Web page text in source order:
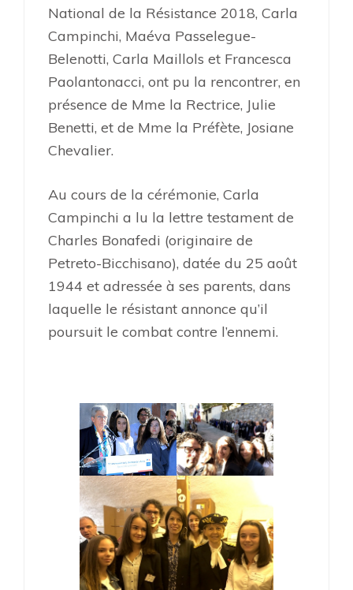
National de la Résistance 2018, Carla
Campinchi, Maéva Passelegue-
Belenotti, Carla Maillols et Francesca
Paolantonacci, ont pu la rencontrer, en
présence de Mme la Rectrice, Julie
Benetti, et de Mme la Préfète, Josiane
Chevalier.
Au cours de la cérémonie, Carla
Campinchi a lu la lettre testament de
Charles Bonafedi (originaire de
Petreto-Bicchisano), datée du 25 août
1944 et adressée à ses parents, dans
laquelle le résistant annonce qu’il
poursuit le combat contre l’ennemi.